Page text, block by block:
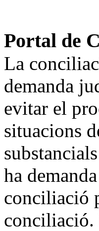
Portal de
La
demanda
evitar el
situacions
ha
conciliació
conciliació.